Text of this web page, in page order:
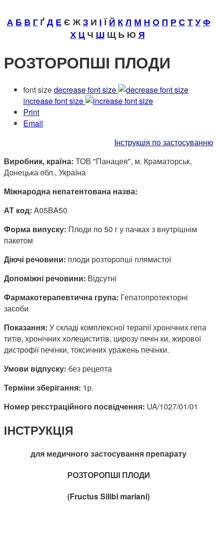
А Б В Г ҐД ЕЄ ЖЗ И ІЇЙ КЛ М Н О П РСТУФ
Х ЦЧ Ш Щ Ь Ю Я
РОЗТОРОПШІ ПЛОДИ
font sizedecrease font size
increase font size
Print
Email
Інструкція по застосуванню
Виробник, країна: ТОВ "Панацея", м. Краматорськ,
Донецька обл., Україна
Міжнародна непатентована назва:
АТ код: A05BA50
Форма випуску: Плоди по 50 г у пачках з внутрішнім
пакетом
Діючі речовини: плоди розторопші плямистої
Допоміжні речовини: Відсутні
Фармакотерапевтична група: Гепатопротекторні
засоби
Показання: У складі комплексної терапії хронічних гепа
титів, хронічних холециститів, цирозу печін ки, жирової
дистрофії печінки, токсичних уражень печінки.
Умови відпуску: без рецепта
Терміни зберігання: 1р.
Номер реєстраційного посвідчення: UA/1027/01/01
ІНСТРУКЦІЯ
для медичного застосування препарату
РОЗТОРОПШІ ПЛОДИ
(Fructus Silibi mariani)